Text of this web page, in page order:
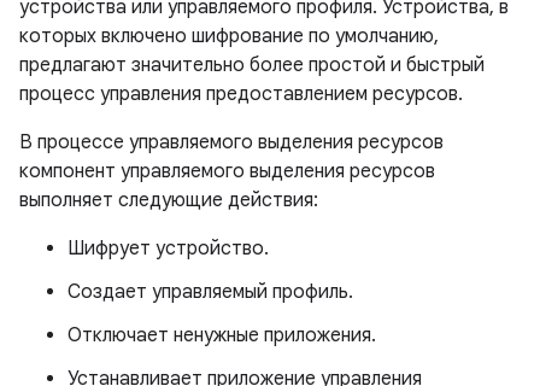
устройства или управляемого профиля. Устройства, в
которых включено шифрование по умолчанию,
предлагают значительно более простой и быстрый
процесс управления предоставлением ресурсов.
В процессе управляемого выделения ресурсов
компонент управляемого выделения ресурсов
выполняет следующие действия:
Шифрует устройство.
Создает управляемый профиль.
Отключает ненужные приложения.
Устанавливает приложение управления